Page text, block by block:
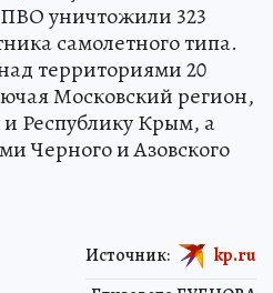
уничтожили 323
самолетного типа.
территориями 20
Московский регион,
Республику Крым, а
Черного и Азовского
Источник: kp.ru